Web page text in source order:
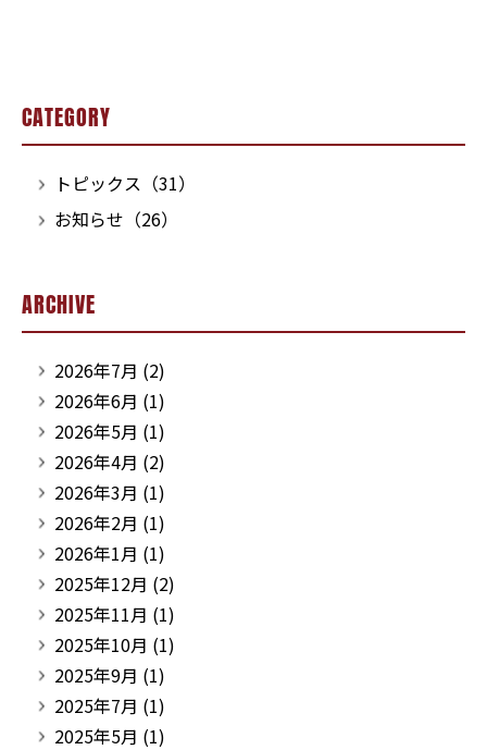
CATEGORY
トピックス（31）
お知らせ（26）
ARCHIVE
2026年7月 (2)
2026年6月 (1)
2026年5月 (1)
2026年4月 (2)
2026年3月 (1)
2026年2月 (1)
2026年1月 (1)
2025年12月 (2)
2025年11月 (1)
2025年10月 (1)
2025年9月 (1)
2025年7月 (1)
2025年5月 (1)